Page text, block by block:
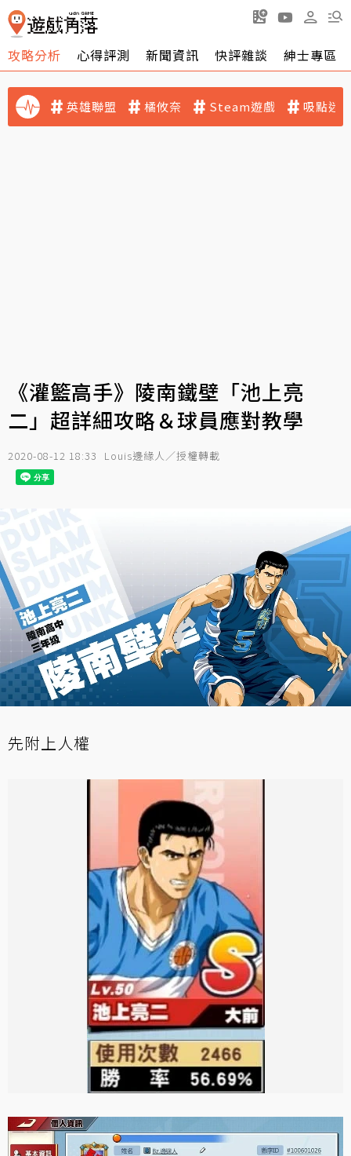
攻略分析 心得評測 新聞資訊 快評雜談 紳士專區
英雄聯盟 橘攸奈 Steam遊戲 吸點迷
《灌籃高手》陵南鐵壁「池上亮
二」超詳細攻略＆球員應對教學
2020-08-12 18:33 Louis邊緣人／授權轉載
先附上人權